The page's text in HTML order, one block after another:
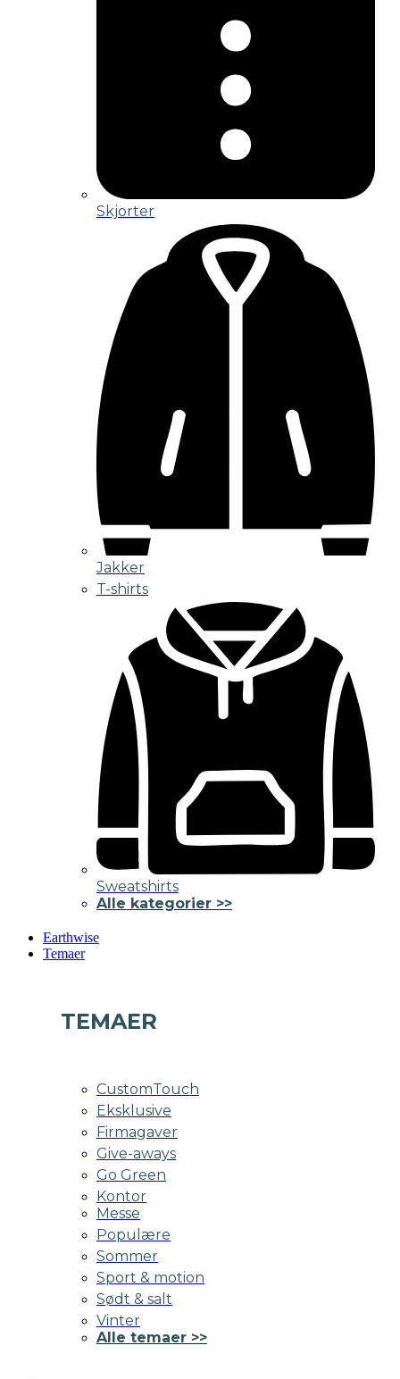
Skjorter
Jakker
T-shirts
Sweatshirts
Alle kategorier >>
Earthwise
Temaer
TEMAER
CustomTouch
Eksklusive
Firmagaver
Give-aways
Go Green
Kontor
Messe
Populære
Sommer
Sport & motion
Sødt & salt
Vinter
Alle temaer >>